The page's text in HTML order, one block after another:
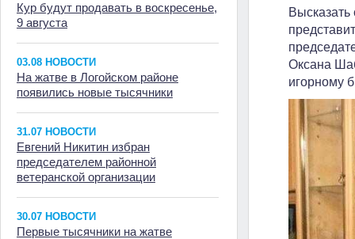
Кур будут продавать в воскресенье,
9 августа
03.08 НОВОСТИ
На жатве в Логойском районе
появились новые тысячники
31.07 НОВОСТИ
Евгений Никитин избран
председателем районной
ветеранской организации
30.07 НОВОСТИ
Первые тысячники на жатве
Оксана
игорному